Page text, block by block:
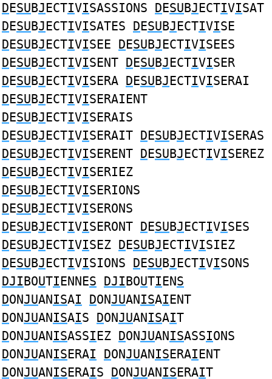
DESUBJECTIVISASSIONS DESUBJECTIVISAT
DESUBJECTIVISATES DESUBJECTIVISE
DESUBJECTIVISEE DESUBJECTIVISEES
DESUBJECTIVISENT DESUBJECTIVISER
DESUBJECTIVISERA DESUBJECTIVISERAI
DESUBJECTIVISERAIENT
DESUBJECTIVISERAIS
DESUBJECTIVISERAIT DESUBJECTIVISERAS
DESUBJECTIVISERENT DESUBJECTIVISEREZ
DESUBJECTIVISERIEZ
DESUBJECTIVISERIONS
DESUBJECTIVISERONS
DESUBJECTIVISERONT DESUBJECTIVISES
DESUBJECTIVISEZ DESUBJECTIVISIEZ
DESUBJECTIVISIONS DESUBJECTIVISONS
DJIBOUTIENNES DJIBOUTIENS
DONJUANISAI DONJUANISAIENT
DONJUANISAIS DONJUANISAIT
DONJUANISASSIEZ DONJUANISASSIONS
DONJUANISERAI DONJUANISERAIENT
DONJUANISERAIS DONJUANISERAIT